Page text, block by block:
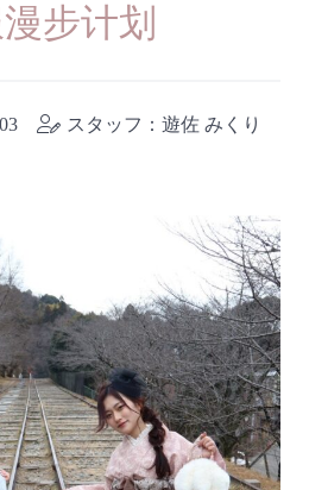
步计划
スタッフ：遊佐 みくり